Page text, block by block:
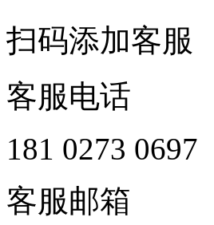
扫码添加客服
客服电话
181 0273 0697
客服邮箱